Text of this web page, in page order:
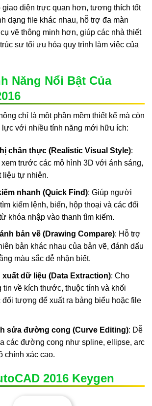
giao diện trực quan hơn, tương thích tốt
dạng file khác nhau, hỗ trợ đa màn
vẽ thông minh hơn, giúp các nhà thiết
sư tối ưu hóa quy trình làm việc của
Năng Nổi Bật Của
chỉ là một phần mềm thiết kế mà còn
lực với nhiều tính năng mới hữu ích:
chân thực (Realistic Visual Style):
trước các mô hình 3D với ánh sáng,
liệu tự nhiên.
nhanh (Quick Find): Giúp người
kiếm lệnh, biến, hộp thoại và các đối
khóa nhập vào thanh tìm kiếm.
bản vẽ (Drawing Compare): Hỗ trợ
bản khác nhau của bản vẽ, đánh dấu
màu sắc dễ nhận biết.
dữ liệu (Data Extraction): Cho
tin về kích thước, thuộc tính và khối
đối tượng để xuất ra bảng biểu hoặc file
sửa đường cong (Curve Editing): Dễ
các đường cong như spline, ellipse, arc
chính xác cao.
2016 Keygen